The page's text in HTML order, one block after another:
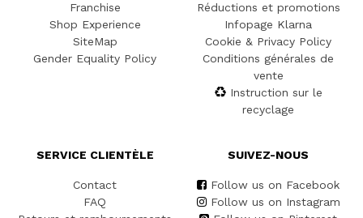
Franchise
Shop Experience
SiteMap
Gender Equality Policy
Réductions et promotions
Infopage Klarna
Cookie & Privacy Policy
Conditions générales de
vente
Instruction sur le
recyclage
SERVICE CLIENTÈLE
Contact
FAQ
SUIVEZ-NOUS
Follow us on Facebook
Follow us on Instagram